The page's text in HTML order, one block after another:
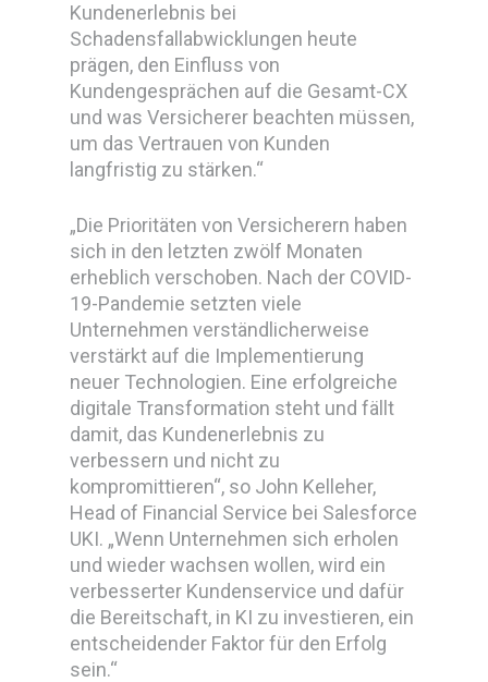
Kundenerlebnis bei
Schadensfallabwicklungen heute
prägen, den Einfluss von
Kundengesprächen auf die Gesamt-CX
und was Versicherer beachten müssen,
um das Vertrauen von Kunden
langfristig zu stärken.“
„Die Prioritäten von Versicherern haben
sich in den letzten zwölf Monaten
erheblich verschoben. Nach der COVID-
19-Pandemie setzten viele
Unternehmen verständlicherweise
verstärkt auf die Implementierung
neuer Technologien. Eine erfolgreiche
digitale Transformation steht und fällt
damit, das Kundenerlebnis zu
verbessern und nicht zu
kompromittieren“, so John Kelleher,
Head of Financial Service bei Salesforce
UKI. „Wenn Unternehmen sich erholen
und wieder wachsen wollen, wird ein
verbesserter Kundenservice und dafür
die Bereitschaft, in KI zu investieren, ein
entscheidender Faktor für den Erfolg
sein.“